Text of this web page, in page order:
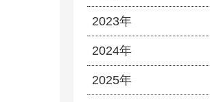
2023年
2024年
2025年